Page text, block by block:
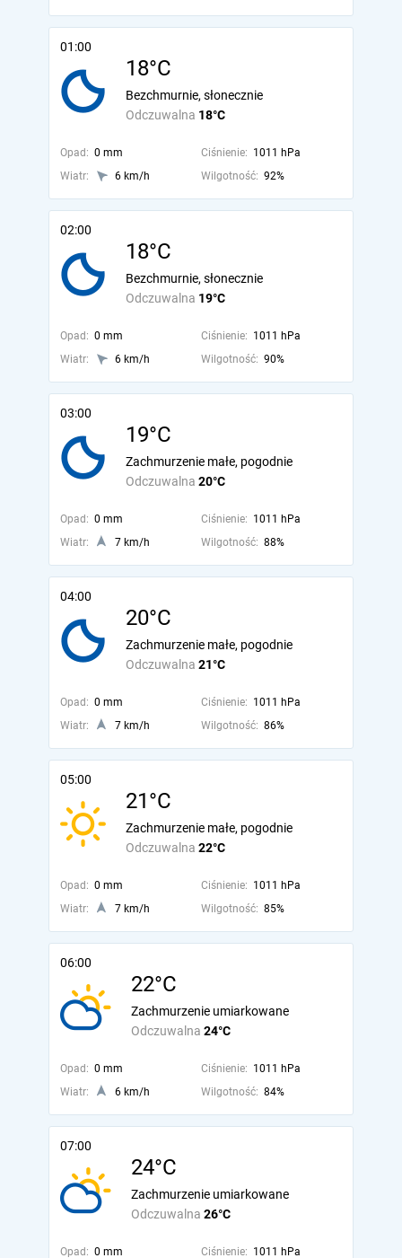
01:00
18°C
Odczuwalna 18°C
Bezchmurnie, słonecznie
Opad: 0 mm Ciśnienie: 1011 hPa
Wiatr:
6 km/h Wilgotność: 92%
02:00
18°C
Odczuwalna 19°C
Bezchmurnie, słonecznie
Opad: 0 mm Ciśnienie: 1011 hPa
Wiatr:
6 km/h Wilgotność: 90%
03:00
19°C
Odczuwalna 20°C
Zachmurzenie małe, pogodnie
Opad: 0 mm Ciśnienie: 1011 hPa
Wiatr:
7 km/h Wilgotność: 88%
04:00
20°C
Odczuwalna 21°C
Zachmurzenie małe, pogodnie
Opad: 0 mm Ciśnienie: 1011 hPa
Wiatr:
7 km/h Wilgotność: 86%
05:00
21°C
Odczuwalna 22°C
Zachmurzenie małe, pogodnie
Opad: 0 mm Ciśnienie: 1011 hPa
Wiatr:
7 km/h Wilgotność: 85%
06:00
22°C
Odczuwalna 24°C
Zachmurzenie umiarkowane
Opad: 0 mm Ciśnienie: 1011 hPa
Wiatr:
6 km/h Wilgotność: 84%
07:00
24°C
Odczuwalna 26°C
Zachmurzenie umiarkowane
Opad: 0 mm Ciśnienie: 1011 hPa